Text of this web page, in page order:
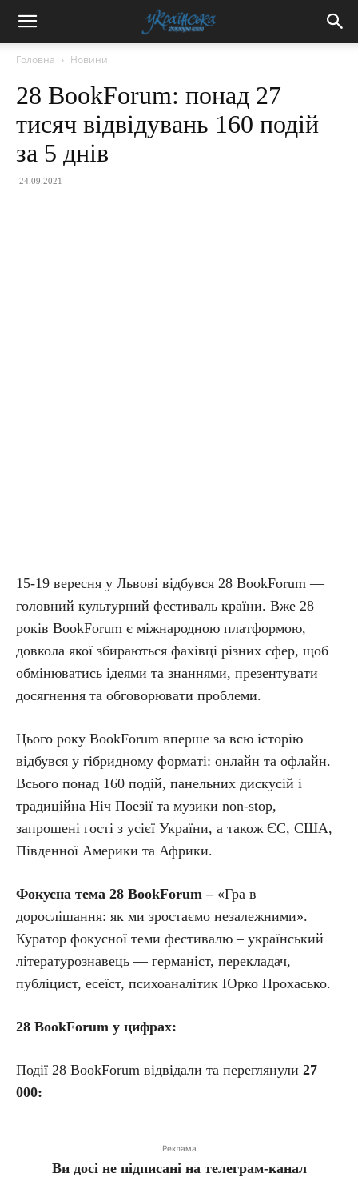
Головна Новини
28 BookForum: понад 27
тисяч відвідувань 160 подій
за 5 днів
24.09.2021
15-19 вересня у Львові відбувся 28 BookForum —
головний культурний фестиваль країни. Вже 28
років BookForum є міжнародною платформою,
довкола якої збираються фахівці різних сфер, щоб
обмінюватись ідеями та знаннями, презентувати
досягнення та обговорювати проблеми.
Цього року BookForum вперше за всю історію
відбувся у гібридному форматі: онлайн та офлайн.
Всього понад 160 подій, панельних дискусій і
традиційна Ніч Поезії та музики non-stop,
запрошені гості з усієї України, а також ЄС, США,
Південної Америки та Африки.
Фокусна тема 28 BookForum – «Гра в
дорослішання: як ми зростаємо незалежними».
Куратор фокусної теми фестивалю – український
літературознавець — германіст, перекладач,
публіцист, есеїст, психоаналітик Юрко Прохасько.
28 BookForum у цифрах:
Події 28 BookForum відвідали та переглянули 27
000:
Реклама
Ви досі не підписані на телеграм-канал